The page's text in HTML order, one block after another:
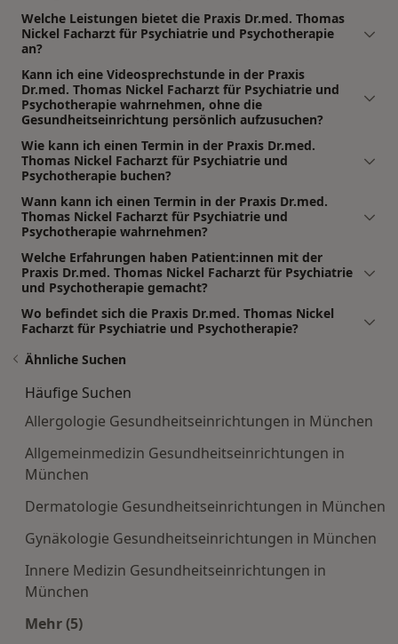
Welche Leistungen bietet die Praxis Dr.med. Thomas
Nickel Facharzt für Psychiatrie und Psychotherapie
an?
Kann ich eine Videosprechstunde in der Praxis
Dr.med. Thomas Nickel Facharzt für Psychiatrie und
Psychotherapie wahrnehmen, ohne die
Gesundheitseinrichtung persönlich aufzusuchen?
Wie kann ich einen Termin in der Praxis Dr.med.
Thomas Nickel Facharzt für Psychiatrie und
Psychotherapie buchen?
Wann kann ich einen Termin in der Praxis Dr.med.
Thomas Nickel Facharzt für Psychiatrie und
Psychotherapie wahrnehmen?
Welche Erfahrungen haben Patient:innen mit der
Praxis Dr.med. Thomas Nickel Facharzt für Psychiatrie
und Psychotherapie gemacht?
Wo befindet sich die Praxis Dr.med. Thomas Nickel
Facharzt für Psychiatrie und Psychotherapie?
Ähnliche Suchen
Häufige Suchen
Allergologie Gesundheitseinrichtungen in München
Allgemeinmedizin Gesundheitseinrichtungen in
München
Dermatologie Gesundheitseinrichtungen in München
Gynäkologie Gesundheitseinrichtungen in München
Innere Medizin Gesundheitseinrichtungen in
München
Mehr (5)